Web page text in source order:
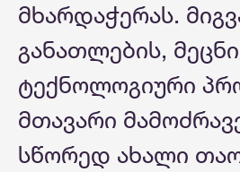
მხარდაჭერას.
განათლების,
ტექნოლოგიური
მთავარი
სწორედ ახალი